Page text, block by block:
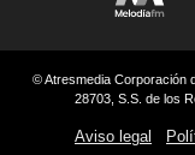
© Atresmedia Corporación
28703, S.S. de los
Aviso legal